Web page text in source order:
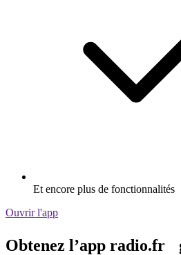
Et encore plus de fonctionnalités
Ouvrir l'app
Obtenez l’app radio.fr